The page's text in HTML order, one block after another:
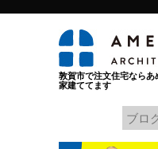
敦賀市で注文住宅なら
家建ててます